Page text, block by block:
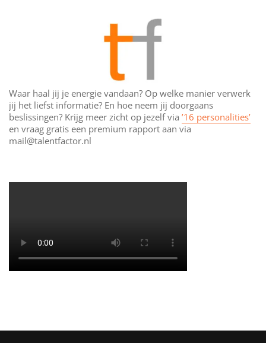
Waar haal jij je energie vandaan? Op welke manier verwerk
jij het liefst informatie? En hoe neem jij doorgaans
beslissingen? Krijg meer zicht op jezelf via ’16 personalities’
en vraag gratis een premium rapport aan via
mail@talentfactor.nl